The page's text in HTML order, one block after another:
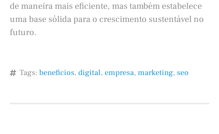
de maneira mais eficiente, mas também estabelece
uma base sólida para o crescimento sustentável no
futuro.
Tags: beneficios, digital, empresa, marketing, seo